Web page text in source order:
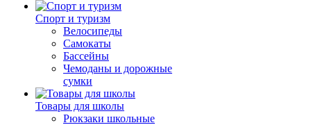
Спорт и туризм
Велосипеды
Самокаты
Бассейны
Чемоданы и дорожные
сумки
Товары для школы
Рюкзаки школьные